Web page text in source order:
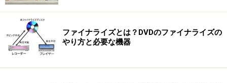
ファイナライズとは？DVDのファイナライズの
やり方と必要な機器